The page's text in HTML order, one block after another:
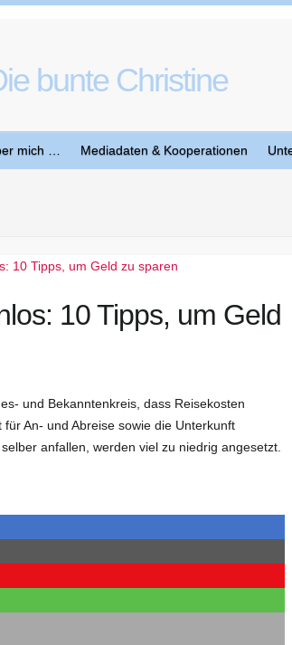
mich … Mediadaten & Kooperationen
10 Tipps, um Geld
und Bekanntenkreis, dass Reisekosten
An- und Abreise sowie die Unterkunft
anfallen, werden viel zu niedrig angesetzt.